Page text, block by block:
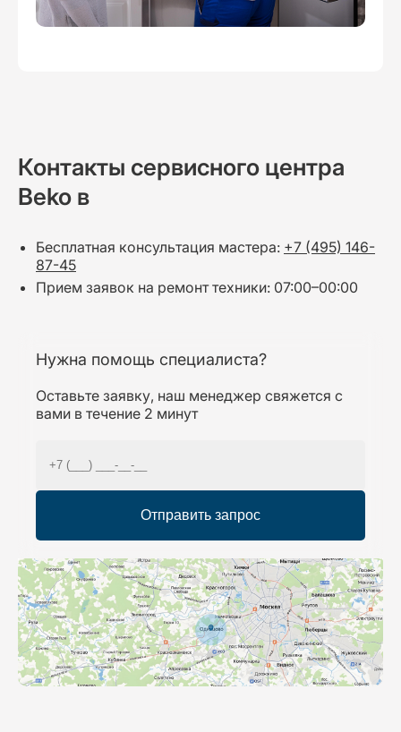
Контакты сервисного центра
Beko в
Бесплатная консультация мастера: +7 (495) 146-
87-45
Прием заявок на ремонт техники: 07:00–00:00
Нужна помощь специалиста?
Оставьте заявку, наш менеджер свяжется с
вами в течение 2 минут
Отправить запрос